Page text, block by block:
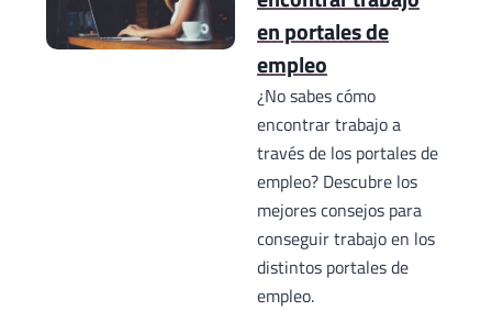
en portales de
empleo
¿No sabes cómo
encontrar trabajo a
través de los portales de
empleo? Descubre los
mejores consejos para
conseguir trabajo en los
distintos portales de
empleo.